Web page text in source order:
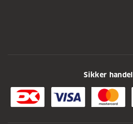
Sikker handel